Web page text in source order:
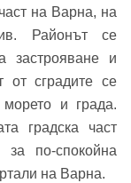
на Варна, на
Районът се
застрояване и
от сградите се
и града.
градска част
по-спокойна
на Варна.